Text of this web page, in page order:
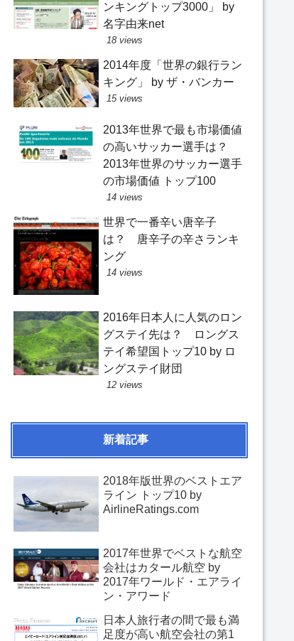
ンキングトップ3000」 by
名字由来net
18 views
2014年度「世界の銀行ラン
キング」 by ザ・バンカー
15 views
2013年世界で最も市場価値
の高いサッカー選手は？
2013年世界のサッカー選手
の市場価値 トップ100
14 views
世界で一番辛い唐辛子
は？ 唐辛子の辛さランキ
ング
14 views
2016年日本人に人気のロン
グステイ先は？ ロングス
テイ希望国トップ10 by ロ
ングステイ財団
12 views
新着記事
2018年版世界のベストエア
ライン トップ10 by
AirlineRatings.com
2017年世界でベストな航空
会社はカタール航空 by
2017年ワールド・エアライ
ン・アワード
日本人旅行者の間で最も満
足度が高い航空会社の第1